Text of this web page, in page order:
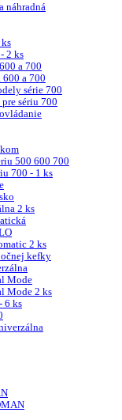
náhradná
2 ks
a 700
a 700
série 700
sériu 700
500 600 700
700 - 1 ks
2 ks
2 ks
kefky
Mode
Mode 2 ks
6 ks